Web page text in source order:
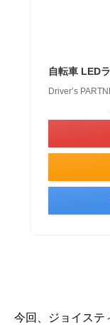
自転車 LED
Driver’s
今回、ジョイステ